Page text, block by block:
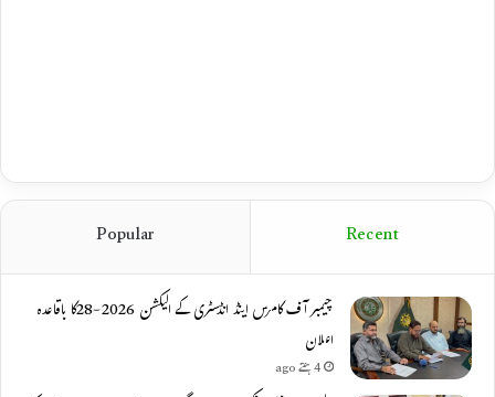
Recent
Popular
چیمبر آف کامرس اینڈ انڈسٹری کے الیکشن 2026-28کا باقاعدہ
اعلان
4 ہفتے ago